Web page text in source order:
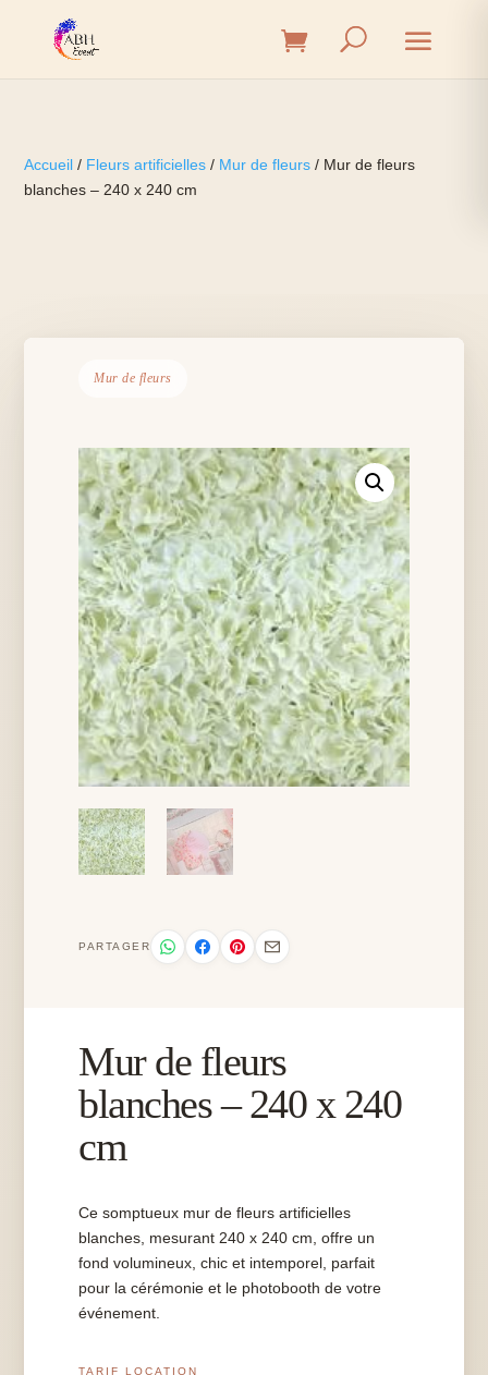
Accueil / Fleurs artificielles / Mur de fleurs / Mur de fleurs
blanches – 240 x 240 cm
Mur de fleurs
PARTAGER
Mur de fleurs
blanches – 240 x 240
cm
Ce somptueux mur de fleurs artificielles
blanches, mesurant 240 x 240 cm, offre un
fond volumineux, chic et intemporel, parfait
pour la cérémonie et le photobooth de votre
événement.